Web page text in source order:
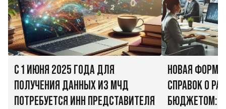
С 1 ИЮНЯ 2025 ГОДА ДЛЯ
ПОЛУЧЕНИЯ ДАННЫХ ИЗ МЧД
ПОТРЕБУЕТСЯ ИНН ПРЕДСТАВИТЕЛЯ
НОВАЯ
СПРАВОК О
БЮДЖЕТОМ: